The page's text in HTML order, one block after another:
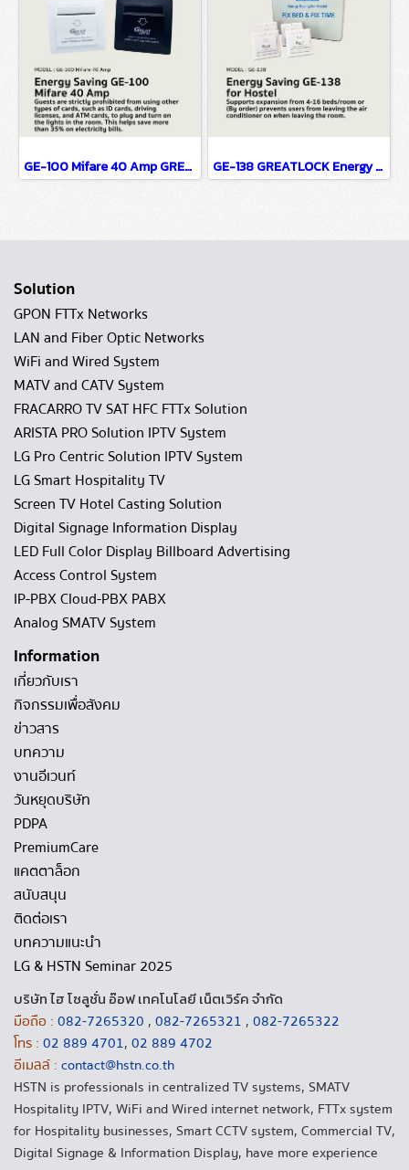
GE-100 Mifare 40 Amp GREATLOCK Energy Saving GE-138 GREATLOCK Energy Saving for Hostel
Solution
GPON FTTx Networks
LAN and Fiber Optic Networks
WiFi and Wired System
MATV and CATV System
FRACARRO TV SAT HFC FTTx Solution
ARISTA PRO Solution IPTV System
LG Pro Centric Solution IPTV System
LG Smart Hospitality TV
Screen TV Hotel Casting Solution
Digital Signage Information Display
LED Full Color Display Billboard Advertising
Access Control System
IP-PBX Cloud-PBX PABX
Analog SMATV System
Information
เกี่ยวกับเรา
กิจกรรมเพื่อสังคม
ข่าวสาร
บทความ
งานอีเวนท์
วันหยุดบริษัท
PDPA
PremiumCare
แคตตาล็อก
สนับสนุน
ติดต่อเรา
บทความแนะนำ
LG & HSTN Seminar 2025
บริษัท ไฮ โซลูชั่น อ๊อฟ เทคโนโลยี เน็ตเวิร์ค จำกัด
มือถือ : 082-7265320 , 082-7265321 , 082-7265322
โทร : 02 889 4701, 02 889 4702
อีเมลล์ : contact@hstn.co.th
HSTN is professionals in centralized TV systems, SMATV
Hospitality IPTV, WiFi and Wired internet network, FTTx system
for Hospitality businesses, Smart CCTV system, Commercial TV,
Digital Signage & Information Display, have more experience